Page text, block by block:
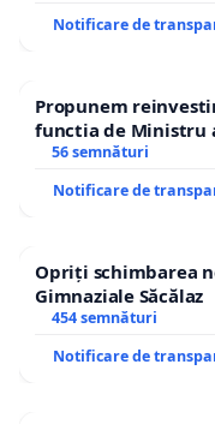
Notificare de
Propunem
functia de Ministru
56 semnături
Notificare de
Opriți schimbarea
Gimnaziale Săcălaz
454 semnături
Notificare de